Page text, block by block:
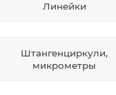
Линейки
Штангенциркули,
микрометры